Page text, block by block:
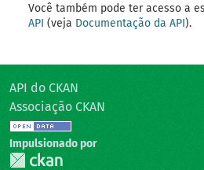
Você também pode ter acesso a
API (veja Documentação da API).
API do CKAN
Associação CKAN
Impulsionado por